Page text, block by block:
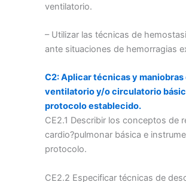
ventilatorio.
– Utilizar las técnicas de
ante situaciones de hemorragias
C2: Aplicar técnicas y
ventilatorio y/o circulatorio
protocolo establecido.
CE2.1 Describir los conceptos de
cardio?pulmonar básica e
protocolo.
CE2.2 Especificar técnicas de